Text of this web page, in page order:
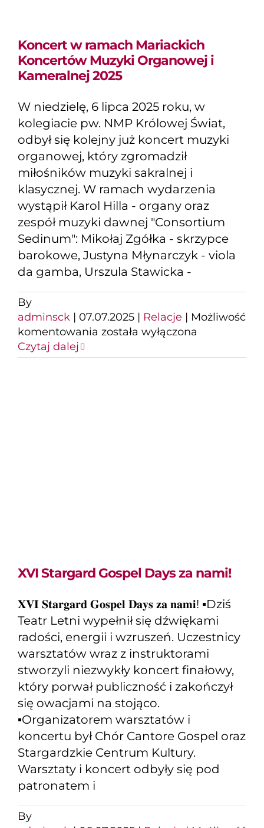
Koncert w ramach Mariackich
Koncertów Muzyki Organowej i
Kameralnej 2025
W niedzielę, 6 lipca 2025 roku, w
kolegiacie pw. NMP Królowej Świat,
odbył się kolejny już koncert muzyki
organowej, który zgromadził
miłośników muzyki sakralnej i
klasycznej. W ramach wydarzenia
wystąpił Karol Hilla - organy oraz
zespół muzyki dawnej "Consortium
Sedinum": Mikołaj Zgółka - skrzypce
barokowe, Justyna Młynarczyk - viola
da gamba, Urszula Stawicka -
By
adminsck | 07.07.2025 | Relacje | Możliwość
komentowania Koncert
ramach
została wyłączona
Czytaj dalej
XVI Stargard Gospel Days za nami!
𝐗𝐕𝐈 𝐒𝐭𝐚𝐫𝐠𝐚𝐫𝐝 𝐆𝐨𝐬𝐩𝐞𝐥 𝐃𝐚𝐲𝐬 𝐳𝐚 𝐧𝐚𝐦𝐢! ▪️Dziś
Teatr Letni wypełnił się dźwiękami
radości, energii i wzruszeń. Uczestnicy
warsztatów wraz z instruktorami
stworzyli niezwykły koncert finałowy,
który porwał publiczność i zakończył
się owacjami na stojąco.
▪️Organizatorem warsztatów i
koncertu był Chór Cantore Gospel oraz
Stargardzkie Centrum Kultury.
Warsztaty i koncert odbyły się pod
patronatem i
By